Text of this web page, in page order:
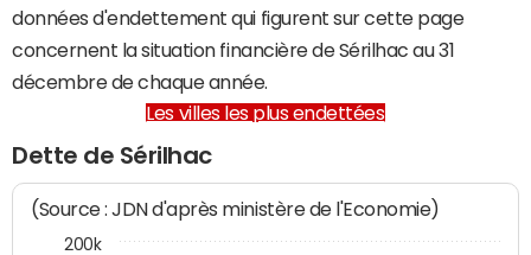
données d'endettement qui figurent sur cette page
concernent la situation financière de Sérilhac au 31
décembre de chaque année.
Les villes les plus endettées
Dette de Sérilhac
(Source : JDN d'après ministère de l'Economie)
200k